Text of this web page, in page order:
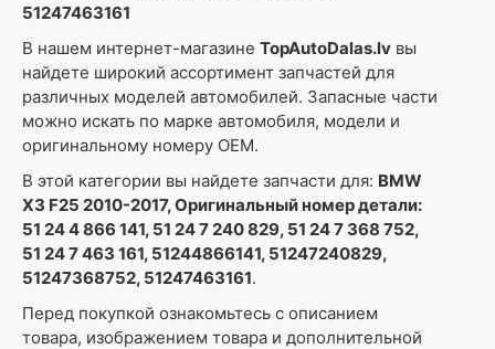
51247463161
В нашем интернет-магазине TopAutoDalas.lv вы
найдете широкий ассортимент запчастей для
различных моделей автомобилей. Запасные части
можно искать по марке автомобиля, модели и
оригинальному номеру OEM.
В этой категории вы найдете запчасти для: BMW
X3 F25 2010-2017, Оригинальный номер детали:
51 24 4 866 141, 51 24 7 240 829, 51 24 7 368 752,
51 24 7 463 161, 51244866141, 51247240829,
51247368752, 51247463161.
Перед покупкой ознакомьтесь с описанием
товара, изображением товара и дополнительной